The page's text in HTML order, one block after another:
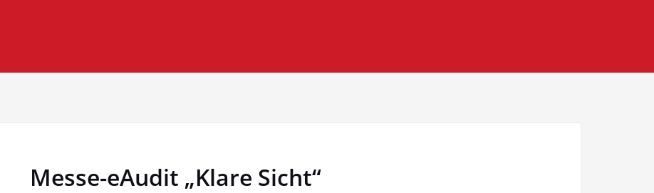
Messe-eAudit „Klare Sicht“